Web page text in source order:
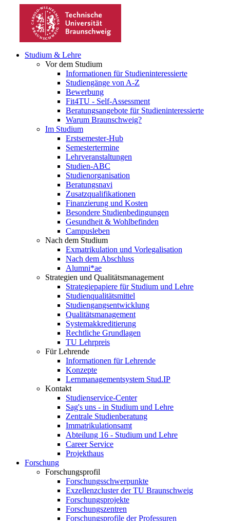
Studium & Lehre
Vor dem Studium
Informationen für Studieninteressierte
Studiengänge von A-Z
Bewerbung
Fit4TU - Self-Assessment
Beratungsangebote für Studieninteressierte
Warum Braunschweig?
Im Studium
Erstsemester-Hub
Semestertermine
Lehrveranstaltungen
Studien-ABC
Studienorganisation
Beratungsnavi
Zusatzqualifikationen
Finanzierung und Kosten
Besondere Studienbedingungen
Gesundheit & Wohlbefinden
Campusleben
Nach dem Studium
Exmatrikulation und Vorlegalisation
Nach dem Abschluss
Alumni*ae
Strategien und Qualitätsmanagement
Strategiepapiere für Studium und Lehre
Studienqualitätsmittel
Studiengangsentwicklung
Qualitätsmanagement
Systemakkreditierung
Rechtliche Grundlagen
TU Lehrpreis
Für Lehrende
Informationen für Lehrende
Konzepte
Lernmanagementsystem Stud.IP
Kontakt
Studienservice-Center
Sag's uns - in Studium und Lehre
Zentrale Studienberatung
Immatrikulationsamt
Abteilung 16 - Studium und Lehre
Career Service
Projekthaus
Forschung
Forschungsprofil
Forschungsschwerpunkte
Exzellenzcluster der TU Braunschweig
Forschungsprojekte
Forschungszentren
Forschungsprofile der Professuren